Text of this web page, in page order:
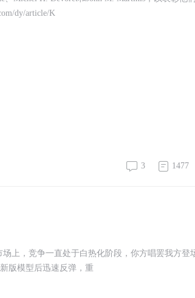
dy/article/K
3 1477
争一直处于白热化阶段，你方唱罢我方登
版模型后迅速反弹，重